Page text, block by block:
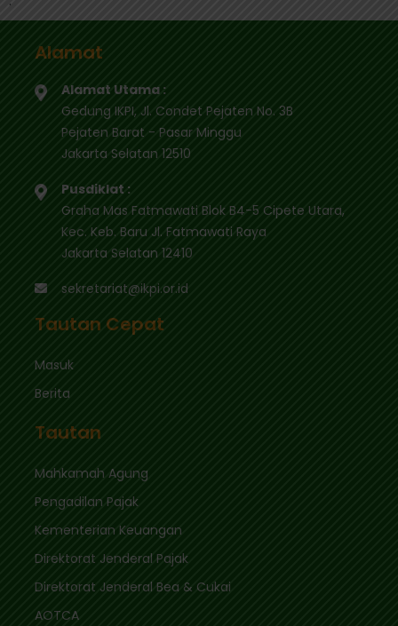
Alamat
Alamat Utama :
Gedung IKPI, Jl. Condet Pejaten No. 3B
Pejaten Barat - Pasar Minggu
Jakarta Selatan 12510
Pusdiklat :
Graha Mas Fatmawati Blok B4-5 Cipete Utara,
Kec. Keb. Baru Jl. Fatmawati Raya
Jakarta Selatan 12410
sekretariat@ikpi.or.id
Tautan Cepat
Masuk
Berita
Tautan
Mahkamah Agung
Pengadilan Pajak
Kementerian Keuangan
Direktorat Jenderal Pajak
Direktorat Jenderal Bea & Cukai
AOTCA